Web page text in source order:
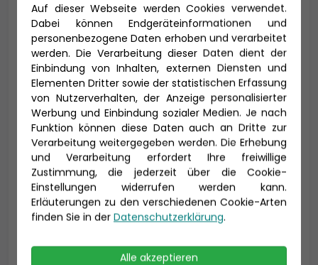
Titel
Vorname * Nachname *
E-Mail *
Telefon *
Auf dieser Webseite werden Cookies verwendet.
Dabei können Endgeräteinformationen und
personenbezogene Daten erhoben und verarbeitet
werden. Die Verarbeitung dieser Daten dient der
Einbindung von Inhalten, externen Diensten und
Elementen Dritter sowie der statistischen Erfassung
von Nutzerverhalten, der Anzeige personalisierter
Werbung und Einbindung sozialer Medien. Je nach
Funktion können diese Daten auch an Dritte zur
Verarbeitung weitergegeben werden. Die Erhebung
und Verarbeitung erfordert Ihre freiwillige
Zustimmung, die jederzeit über die Cookie-
Einstellungen widerrufen werden kann.
Erläuterungen zu den verschiedenen Cookie-Arten
finden Sie in der Datenschutzerklärung.
Alle akzeptieren